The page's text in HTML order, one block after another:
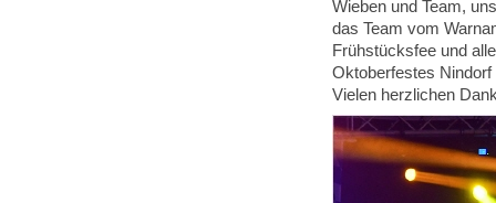
Wieben und Team,
das Team vom
Frühstücksfee und
Oktoberfestes Nindorf
Vielen herzlichen